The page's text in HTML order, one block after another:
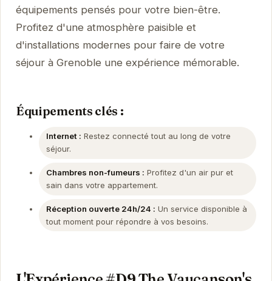
équipements pensés pour votre bien-être.
Profitez d'une atmosphère paisible et
d'installations modernes pour faire de votre
séjour à Grenoble une expérience mémorable.
Équipements clés :
Internet : Restez connecté tout au long de votre
séjour.
Chambres non-fumeurs : Profitez d'un air pur et
sain dans votre appartement.
Réception ouverte 24h/24 : Un service disponible à
tout moment pour répondre à vos besoins.